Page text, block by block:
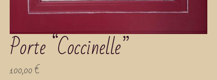
Porte “Coccinelle”
100,00€